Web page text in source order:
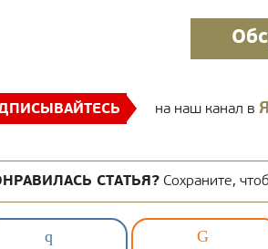
на наш канал в
СТАТЬЯ? Сохраните,